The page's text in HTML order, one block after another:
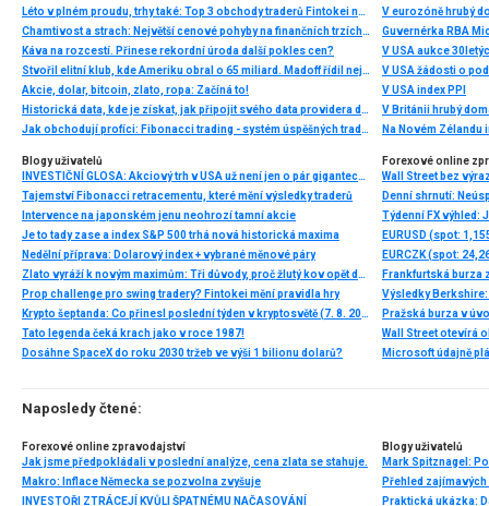
Léto v plném proudu, trhy také: Top 3 obchody traderů Fintokei na indexech a zlatě
Chamtivost a strach: Největší cenové pohyby na finančních trzích (červenec 2026)
Káva na rozcestí. Přinese rekordní úroda další pokles cen?
Stvořil elitní klub, kde Ameriku obral o 65 miliard. Madoff řídil největší Ponzi dějin
Akcie, dolar, bitcoin, zlato, ropa: Začíná to!
Historická data, kde je získat, jak připojit svého data providera do MultiCharts a proč je budeme potřebovat? (4. díl)
Jak obchodují profíci: Fibonacci trading - systém úspěšných traderů
V eurozóně hrubý
Guvernérka RBA
V USA aukce
V USA žádosti o
V USA index PPI
V Británii hrubý
Na Novém Zélandu
Blogy uživatelů
INVESTIČNÍ GLOSA: Akciový trh v USA už není jen o pár gigantech. To je dobrá zpráva
Tajemství Fibonacci retracementu, které mění výsledky traderů
Intervence na japonském jenu neohrozí tamní akcie
Je to tady zase a index S&P 500 trhá nová historická maxima
Nedělní příprava: Dolarový index + vybrané měnové páry
Zlato vyráží k novým maximům: Tři důvody, proč žlutý kov opět dominuje
Prop challenge pro swing tradery? Fintokei mění pravidla hry
Krypto šeptanda: Co přinesl poslední týden v kryptosvětě (7. 8. 2026)
Tato legenda čeká krach jako v roce 1987!
Dosáhne SpaceX do roku 2030 tržeb ve výši 1 bilionu dolarů?
Forexové online
Wall Street bez
EURUSD (spot:
EURCZK (spot:
Frankfurtská burza
Výsledky
Pražská burza v
Wall Street otevírá
Microsoft údajně
Naposledy čtené:
Forexové online zpravodajství
Jak jsme předpokládali v poslední analýze, cena zlata se stahuje.
Makro: Inflace Německa se pozvolna zvyšuje
INVESTOŘI ZTRÁCEJÍ KVŮLI ŠPATNÉMU NAČASOVÁNÍ
Blogy uživatelů
Mark Spitznagel:
Přehled
Praktická ukázka: